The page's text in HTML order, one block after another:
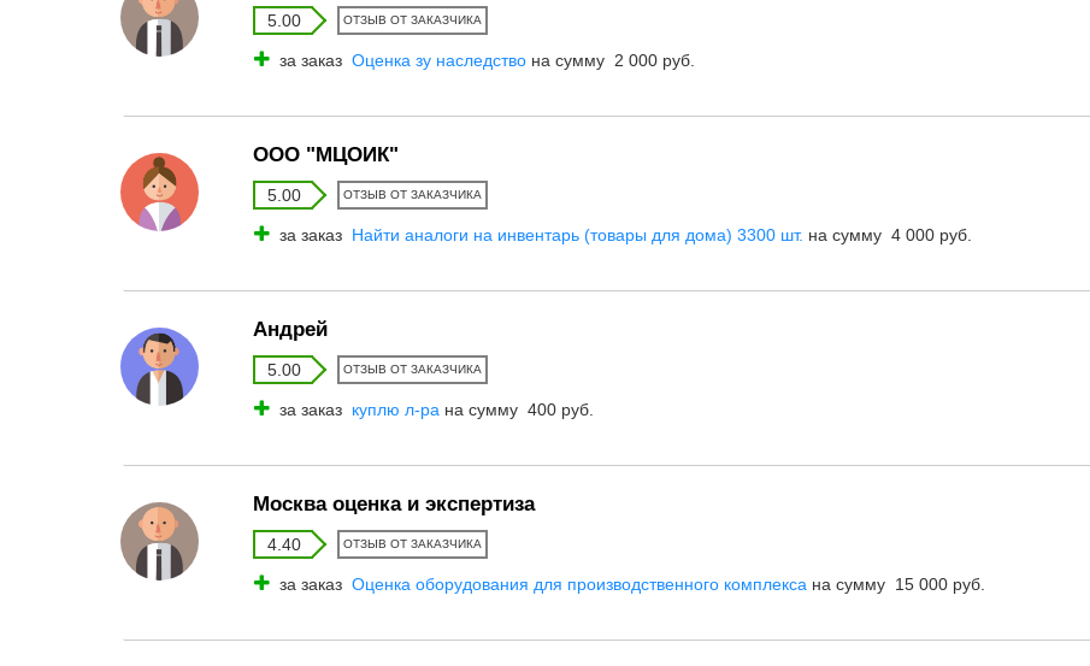
5.00 ОТЗЫВ ОТ ЗАКАЗЧИКА
за заказ Оценка зу наследство на сумму 2 000 руб.
ООО "МЦОИК"
5.00 ОТЗЫВ ОТ ЗАКАЗЧИКА
за заказ Найти аналоги на инвентарь (товары для дома) 3300 шт. на сумму 4 000 руб.
Андрей
5.00 ОТЗЫВ ОТ ЗАКАЗЧИКА
за заказ куплю л-ра на сумму 400 руб.
Москва оценка и экспертиза
4.40 ОТЗЫВ ОТ ЗАКАЗЧИКА
за заказ Оценка оборудования для производственного комплекса на сумму 15 000 руб.